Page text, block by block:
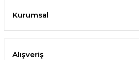
Kurumsal
Alışveriş